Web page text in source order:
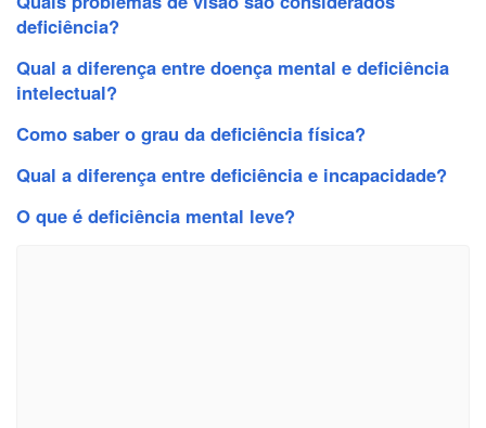
deficiência?
Qual a diferença entre doença mental e deficiência
intelectual?
Como saber o grau da deficiência física?
Qual a diferença entre deficiência e incapacidade?
O que é deficiência mental leve?